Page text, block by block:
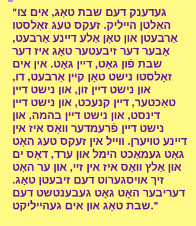
"געדענק דעם שבת טאָג, אים צו
האַלטן הייליק. זעקס טעג זאָלסטו
אַרבעטן און טאָן אַלע דיינע אַרבעט,
אָבער דער זיבעטער טאָג איז דער
שבת פֿון גאָט, דיין גאָט. אין אים
זאָלסטו נישט טאָן קיין אַרבעט, דו,
און נישט דיין זון, און נישט דיין
טאָכטער, דיין קנעכט, און נישט דיין
דינסט, און נישט דיין בהמה, און
נישט דיין פֿרעמדער וואָס איז אין
דיינע טויערן. ווייל אין זעקס טעג האָט
גאָט געמאַכט הימל און ערד, דאָס ים
און אַלץ וואָס איז אין זיי, און ער האָט
זיך אויסגערוט דעם זיבעטן טאָג.
דעריבער האָט גאָט געבענטשט דעם
שבת טאָג און אים געהייליקט."